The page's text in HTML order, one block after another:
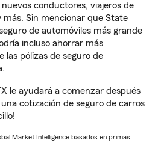
conductores, viajeros de
más. Sin mencionar que State
de automóviles más grande
incluso ahorrar más
las pólizas de seguro de
le ayudará a comenzar después
cotización de seguro de carros
Market Intelligence basados en primas